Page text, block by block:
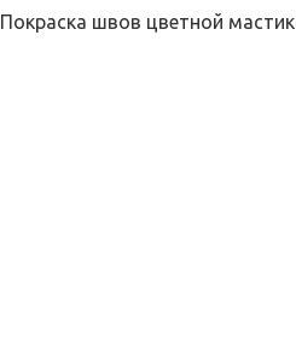
Покраска швов цветной